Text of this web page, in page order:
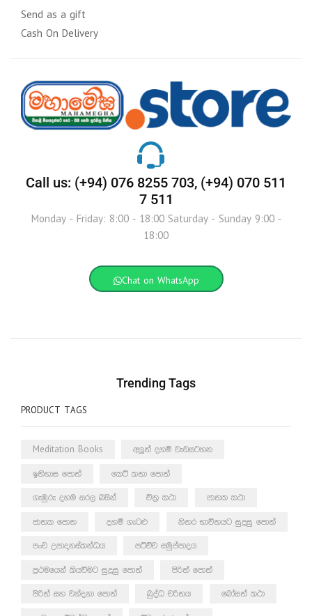
Send as a gift
Cash On Delivery
Call us: (+94) 076 8255 703, (+94) 070 511
7 511
Monday - Friday: 8:00 - 18:00 Saturday - Sunday 9:00 -
18:00
Chat on WhatsApp
Trending Tags
PRODUCT TAGS
Meditation Books අලුත් දහම් වැඩසටහන
ඉතිහාස පොත් කෙටි කතා පොත්
ගැඹුරු දහම සරල බසින් චිත්‍ර කථා ජාතක කථා
ජාතක පොත දහම් ගැටළු නිතර භාවිතයට සුදුසු පොත්
පංච උපාදානස්කන්ධය පටිච්ච සමුප්පාදය
ප්‍රථමයෙන් කියවීමට සුදුසු පොත් පිරිත් පොත්
පිරිත් සහ වන්දනා පොත් බුද්ධ චරිතය බෝසත් කථා